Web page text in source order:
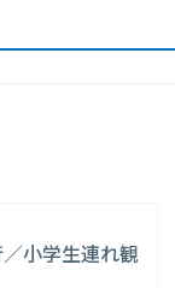
小学生連れ観